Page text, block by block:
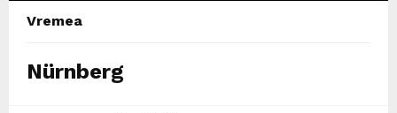
Vremea
Nürnberg